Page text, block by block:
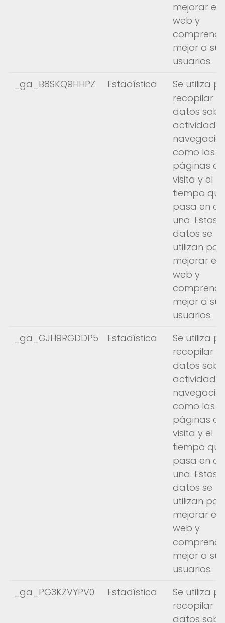
mejorar el
web y
mejor a sus
usuarios.
_ga_B8SKQ9HHPZ
Estadística
Se utiliza
recopilar
datos
actividad
como las
páginas
visita y el
tiempo que
pasa en
una. Estos
datos se
utilizan
mejorar el
web y
mejor a sus
usuarios.
_ga_GJH9RGDDP5
Estadística
Se utiliza
recopilar
datos
actividad
como las
páginas
visita y el
tiempo que
pasa en
una. Estos
datos se
utilizan
mejorar el
web y
mejor a sus
usuarios.
_ga_PG3KZVYPV0
Estadística
Se utiliza
recopilar
datos